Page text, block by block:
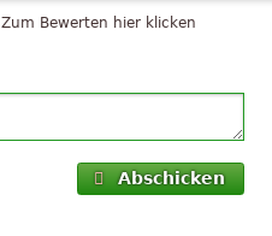
Zum Bewerten hier klicken
Abschicken